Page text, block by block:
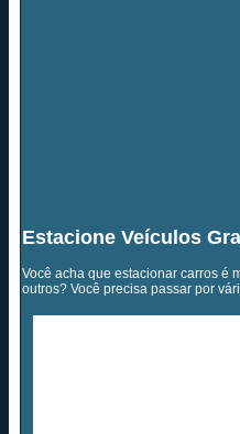
Estacione Veículos
Você acha que estacionar carros é
outros? Você precisa passar por